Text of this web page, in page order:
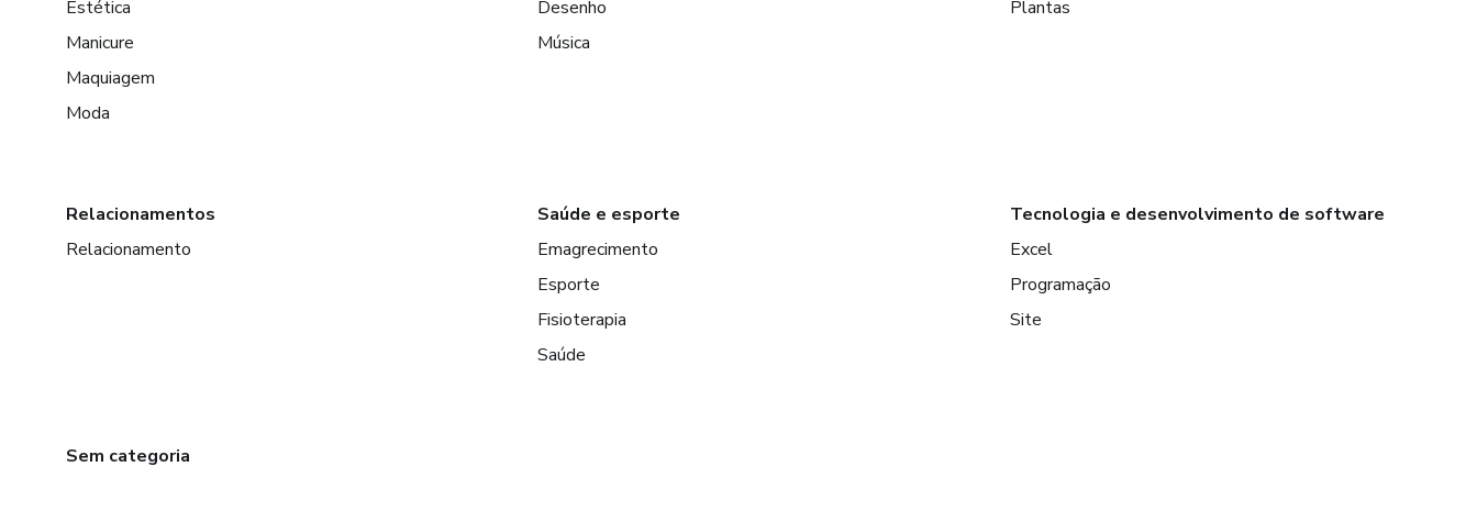
Estética
Manicure
Maquiagem
Moda
Desenho
Música
Plantas
Relacionamentos
Relacionamento
Saúde e esporte
Emagrecimento
Esporte
Fisioterapia
Saúde
Tecnologia e desenvolvimento de software
Excel
Programação
Site
Sem categoria